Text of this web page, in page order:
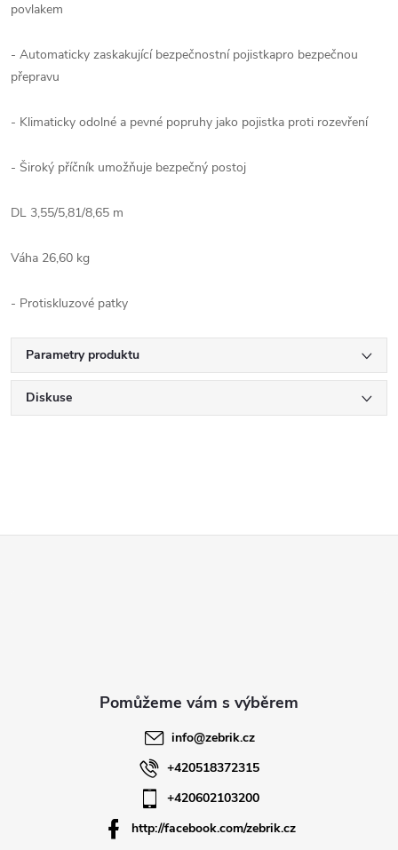
povlakem
- Automaticky zaskakující bezpečnostní pojistkapro bezpečnou
přepravu
- Klimaticky odolné a pevné popruhy jako pojistka proti rozevření
- Široký příčník umožňuje bezpečný postoj
DL 3,55/5,81/8,65 m
Váha 26,60 kg
- Protiskluzové patky
Parametry produktu
Diskuse
info@zebrik.cz
+420518372315
+420602103200
http://facebook.com/zebrik.cz